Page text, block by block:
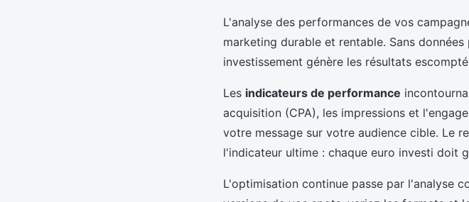
L'analyse des performances de vos
marketing durable et rentable. Sans
investissement génère les résultats
Les indicateurs de performance
acquisition (CPA), les impressions et
votre message sur votre audience cible. Le
l'indicateur ultime : chaque euro investi doit
L'optimisation continue passe par l'analyse